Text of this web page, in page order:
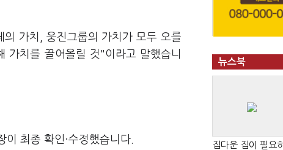
가치, 웅진그룹의 가치가 모두 오를
가치를 끌어올릴 것"이라고 말했습니
최종 확인·수정했습니다.
뉴스북
집다운 집이 필요